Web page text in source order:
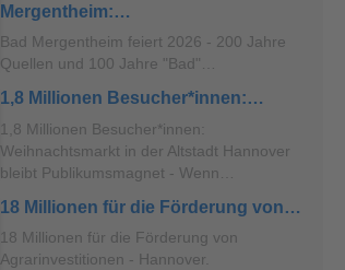
Mergentheim:…
Bad Mergentheim feiert 2026 - 200 Jahre
Quellen und 100 Jahre "Bad"…
1,8 Millionen Besucher*innen:…
1,8 Millionen Besucher*innen:
Weihnachtsmarkt in der Altstadt Hannover
bleibt Publikumsmagnet - Wenn…
18 Millionen für die Förderung von…
18 Millionen für die Förderung von
Agrarinvestitionen - Hannover.